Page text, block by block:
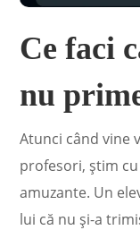
Ce faci
nu
Atunci când vine
profesori, știm
amuzante. Un
lui că nu și-a